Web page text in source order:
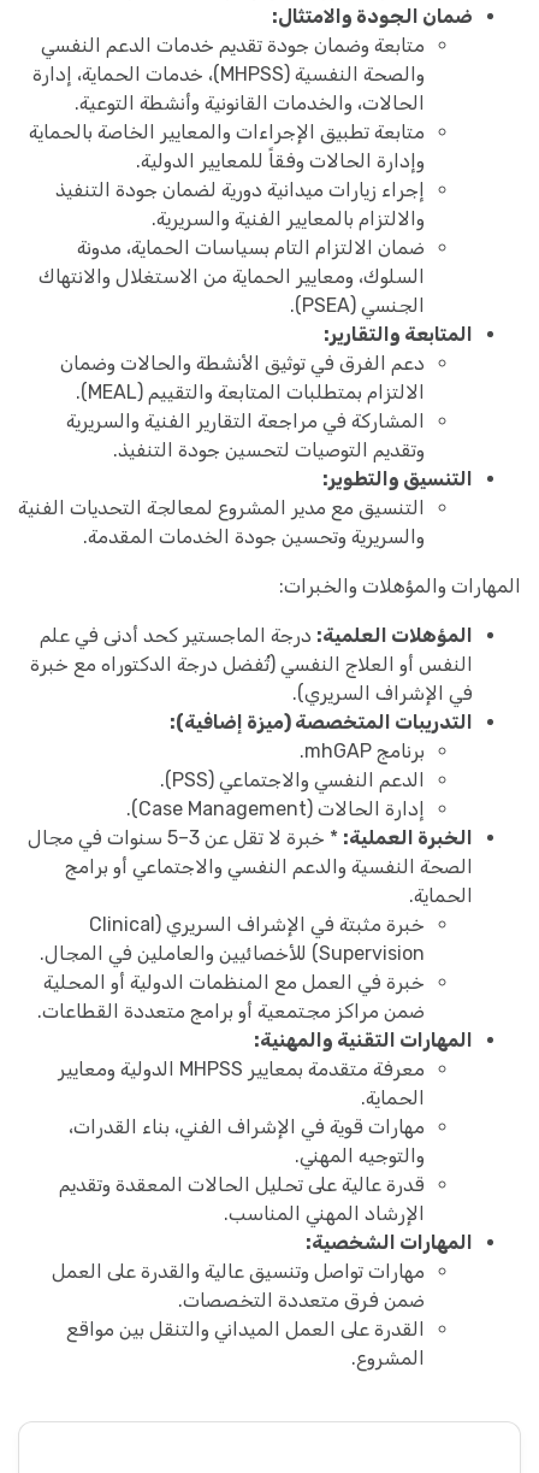
ضمان الجودة والامتثال:
متابعة وضمان جودة تقديم خدمات الدعم النفسي
والصحة النفسية (MHPSS)، خدمات الحماية، إدارة
الحالات، والخدمات القانونية وأنشطة التوعية.
متابعة تطبيق الإجراءات والمعايير الخاصة بالحماية
وإدارة الحالات وفقاً للمعايير الدولية.
إجراء زيارات ميدانية دورية لضمان جودة التنفيذ
والالتزام بالمعايير الفنية والسريرية.
ضمان الالتزام التام بسياسات الحماية، مدونة
السلوك، ومعايير الحماية من الاستغلال والانتهاك
الجنسي (PSEA).
المتابعة والتقارير:
دعم الفرق في توثيق الأنشطة والحالات وضمان
الالتزام بمتطلبات المتابعة والتقييم (MEAL).
المشاركة في مراجعة التقارير الفنية والسريرية
وتقديم التوصيات لتحسين جودة التنفيذ.
التنسيق والتطوير:
التنسيق مع مدير المشروع لمعالجة التحديات الفنية
والسريرية وتحسين جودة الخدمات المقدمة.
المهارات والمؤهلات والخبرات:
المؤهلات العلمية: درجة الماجستير كحد أدنى في علم
النفس أو العلاج النفسي (تُفضل درجة الدكتوراه مع خبرة
في الإشراف السريري).
التدريبات المتخصصة (ميزة إضافية):
برنامج mhGAP.
الدعم النفسي والاجتماعي (PSS).
إدارة الحالات (Case Management).
الخبرة العملية:
* خبرة لا تقل عن 3–5 سنوات في مجال
الصحة النفسية والدعم النفسي والاجتماعي أو برامج
الحماية.
خبرة مثبتة في الإشراف السريري (Clinical
Supervision) للأخصائيين والعاملين في المجال.
خبرة في العمل مع المنظمات الدولية أو المحلية
ضمن مراكز مجتمعية أو برامج متعددة القطاعات.
المهارات التقنية والمهنية:
معرفة متقدمة بمعايير MHPSS الدولية ومعايير
الحماية.
مهارات قوية في الإشراف الفني، بناء القدرات،
والتوجيه المهني.
قدرة عالية على تحليل الحالات المعقدة وتقديم
الإرشاد المهني المناسب.
المهارات الشخصية:
مهارات تواصل وتنسيق عالية والقدرة على العمل
ضمن فرق متعددة التخصصات.
القدرة على العمل الميداني والتنقل بين مواقع
المشروع.